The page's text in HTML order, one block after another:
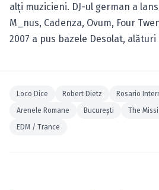
alţi muzicieni. DJ-ul german a
M_nus, Cadenza, Ovum, Four
2007 a pus bazele Desolat,
Loco Dice Robert Dietz Rosario
Arenele Romane
Bucureşti The
EDM / Trance